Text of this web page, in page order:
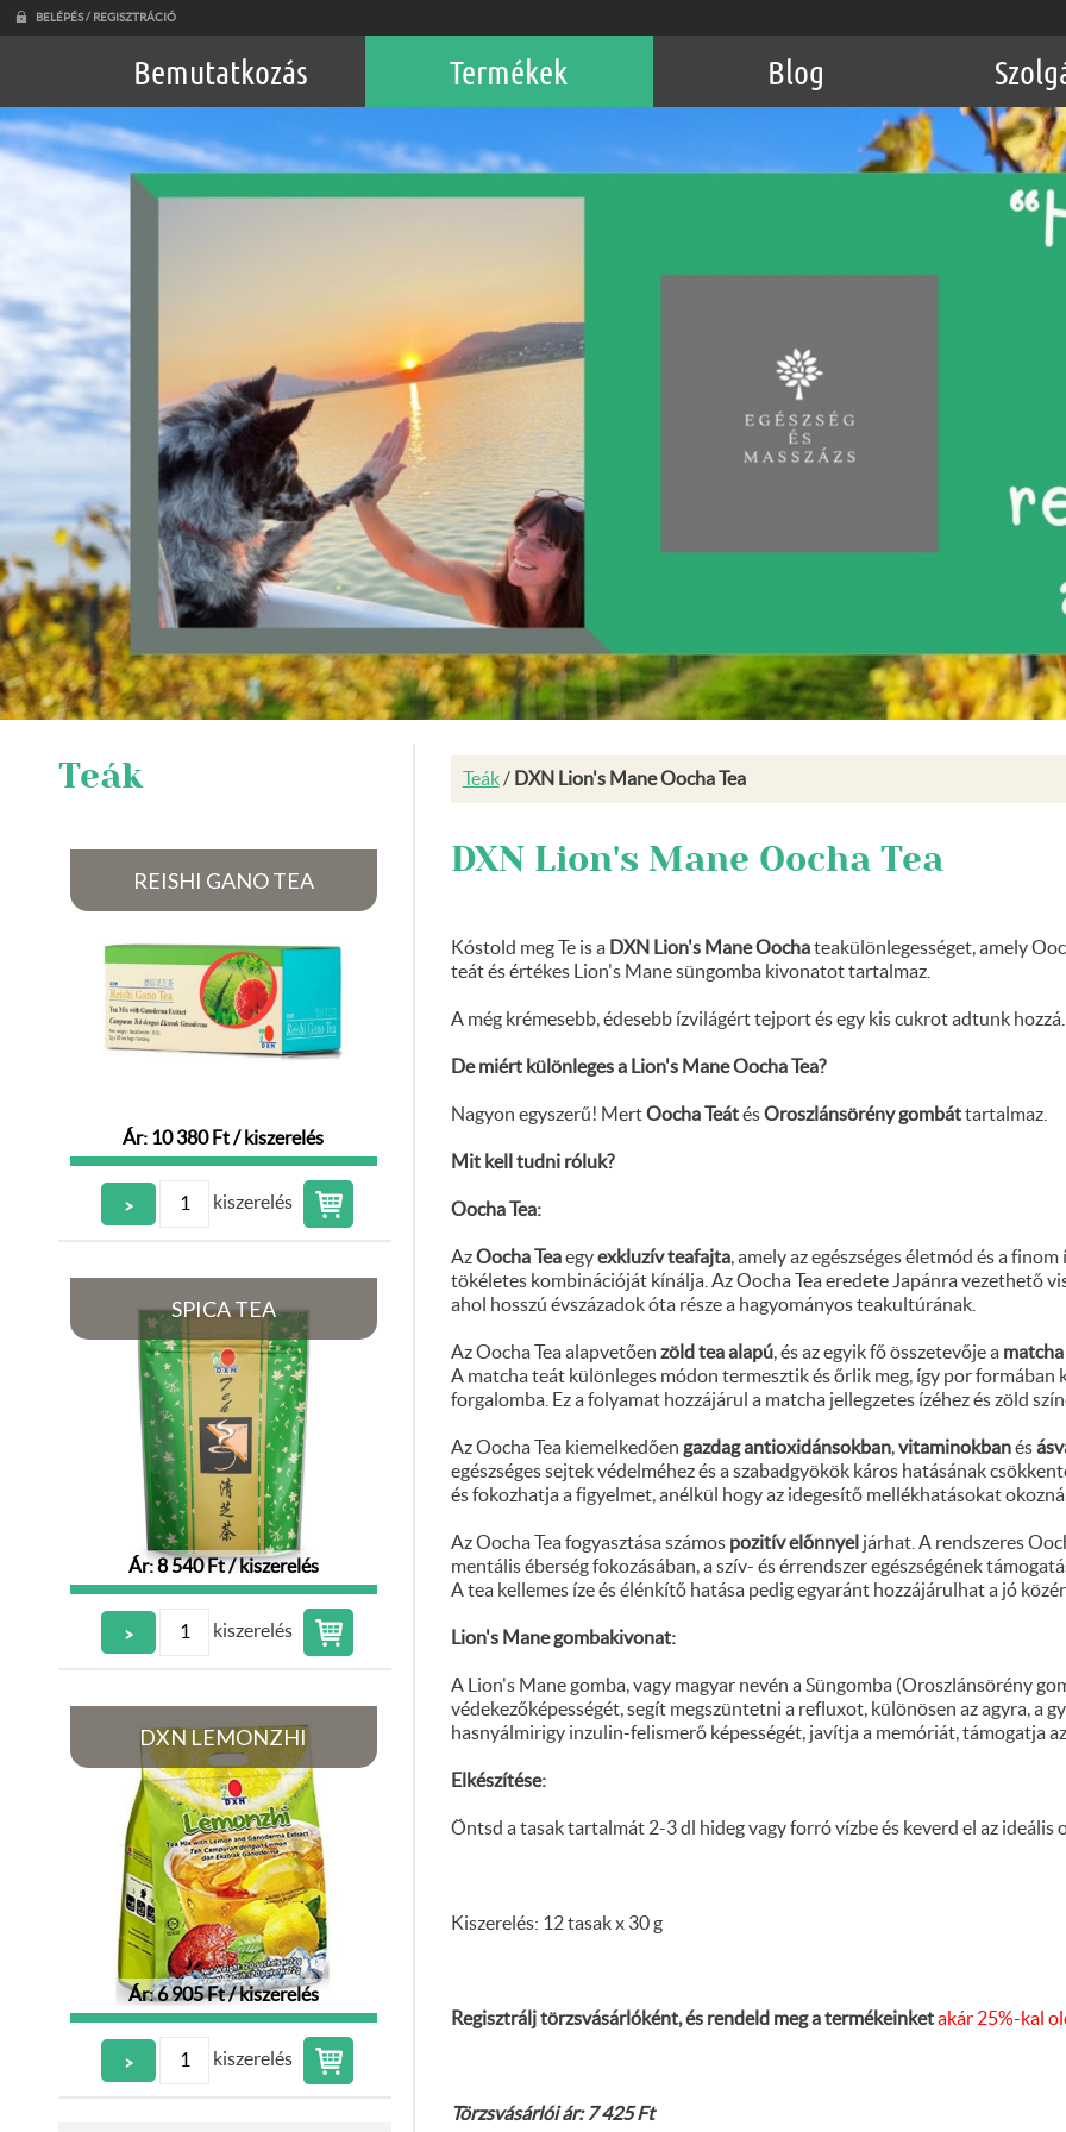
BELÉPÉS / REGISZTRÁCIÓ
Bemutatkozás Termékek Blog
Teák
REISHI GANO TEA
Ár: 10 380 Ft / kiszerelés
> kiszerelés
SPICA TEA
Ár: 8 540 Ft / kiszerelés
> kiszerelés
DXN LEMONZHI
Ár: 6 905 Ft / kiszerelés
> kiszerelés
Teák/ DXN Lion's Mane Oocha Tea
DXN Lion's Mane Oocha Tea
Kóstold meg Te is a DXN Lion's Mane Oochateakülönlegességet, amely
teát és értékes Lion's Mane süngomba kivonatot tartalmaz.
A még krémesebb, édesebb ízvilágért tejport és egy kis cukrot adtunk hozzá.
De miért különleges a Lion's Mane Oocha Tea?
Nagyon egyszerű! MertOocha TeátésOroszlánsörény gombáttartalmaz.
Mit kell tudni róluk?
Oocha Tea:
AzOocha Teaegyexkluzív teafajta, amely az egészséges életmód és a finom
tökéletes kombinációját kínálja. Az Oocha Tea eredete Japánra vezethető
ahol hosszú évszázadok óta része a hagyományos teakultúrának.
Az Oocha Tea alapvetően zöld tea alapú, és az egyik fő összetevője a
A matcha teát különleges módon termesztik és őrlik meg, így por formában
forgalomba. Ez a folyamat hozzájárul a matcha jellegzetes ízéhez és zöld
Az Oocha Tea kiemelkedően gazdag antioxidánsokban,vitaminokbanés
egészséges sejtek védelméhez és a szabadgyökök káros hatásának
és fokozhatja a figyelmet, anélkül hogy az idegesítő mellékhatásokat
Az Oocha Tea fogyasztása számos pozitív előnnyel járhat. A rendszeres
mentális éberség fokozásában, a szív- és érrendszer egészségének
A tea kellemes íze és élénkítő hatása pedig egyaránt hozzájárulhat a jó
Lion's Mane gombakivonat:
A Lion's Mane gomba, vagy magyar nevén a Süngomba (Oroszlánsörény
védekezőképességét, segít megszüntetni a refluxot, különösen az agyra, a
hasnyálmirigy inzulin-felismerő képességét, javítja a memóriát, támogatja
Elkészítése:
Öntsd a tasak tartalmát 2-3 dl hideg vagy forró vízbe és keverd el az ideális
Kiszerelés: 12 tasak x 30 g
Regisztrálj törzsvásárlóként, és rendeld meg a termékeinketakár 25%-kal
Törzsvásárlói ár: 7 425 Ft